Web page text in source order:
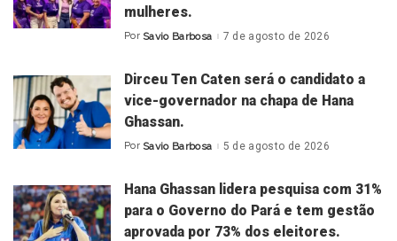
mulheres.
Posted
Por Savio Barbosa 7 de agosto de 2026
Dirceu Ten Caten será o candidato a
vice-governador na chapa de Hana
Ghassan.
Posted
Por Savio Barbosa 5 de agosto de 2026
Hana Ghassan lidera pesquisa com 31%
para o Governo do Pará e tem gestão
aprovada por 73% dos eleitores.